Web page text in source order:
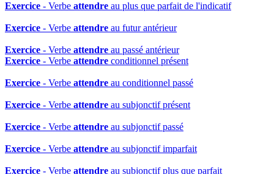
Exercice - Verbe attendre au plus que parfait de l'indicatif
Exercice - Verbe attendre au futur antérieur
Exercice - Verbe attendre au passé antérieur
Exercice - Verbe attendre conditionnel présent
Exercice - Verbe attendre au conditionnel passé
Exercice - Verbe attendre au subjonctif présent
Exercice - Verbe attendre au subjonctif passé
Exercice - Verbe attendre au subjonctif imparfait
Exercice - Verbe attendre au subjonctif plus que parfait